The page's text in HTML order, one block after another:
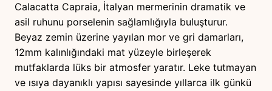
Calacatta Capraia, İtalyan mermerinin dramatik ve
asil ruhunu porselenin sağlamlığıyla buluşturur.
Beyaz zemin üzerine yayılan mor ve gri damarları,
12mm kalınlığındaki mat yüzeyle birleşerek
mutfaklarda lüks bir atmosfer yaratır. Leke tutmayan
ve ısıya dayanıklı yapısı sayesinde yıllarca ilk günkü